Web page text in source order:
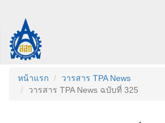
หน้าแรก
วารสาร TPA News
วารสาร TPA News ฉบับที่ 325